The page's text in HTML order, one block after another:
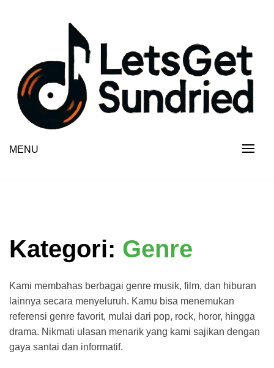
MENU
Kategori: Genre
Kami membahas berbagai genre musik, film, dan hiburan
lainnya secara menyeluruh. Kamu bisa menemukan
referensi genre favorit, mulai dari pop, rock, horor, hingga
drama. Nikmati ulasan menarik yang kami sajikan dengan
gaya santai dan informatif.